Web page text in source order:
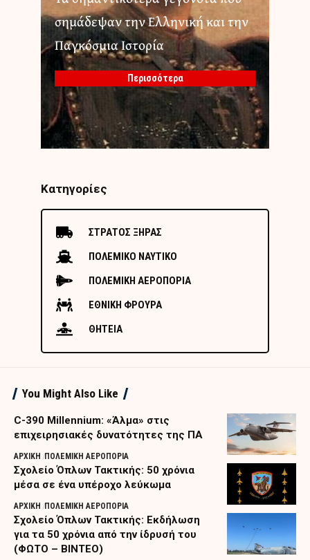
σημάδεψαν την Ελληνική και την
Παγκόσμια Ιστορία
Περισσότερα
Κατηγορίες
ΣΤΡΑΤΟΣ ΞΗΡΑΣ
ΠΟΛΕΜΙΚΟ ΝΑΥΤΙΚΟ
ΠΟΛΕΜΙΚΗ ΑΕΡΟΠΟΡΙΑ
ΕΘΝΙΚΗ ΦΡΟΥΡΑ
ΘΗΤΕΙΑ
You Might Also Like
C-390 Millennium: «Άλμα» στις
επιχειρησιακές δυνατότητες της ΠΑ
ΑΡΧΙΚΗ ΠΟΛΕΜΙΚΗ ΑΕΡΟΠΟΡΙΑ
Σχολείο Όπλων Τακτικής: 50 χρόνια
μέσα σε ένα υπέροχο λεύκωμα
ΑΡΧΙΚΗ ΠΟΛΕΜΙΚΗ ΑΕΡΟΠΟΡΙΑ
Σχολείο Όπλων Τακτικής: Εκδήλωση
για τα 50 χρόνια από την ίδρυσή του
(ΦΩΤΟ – ΒΙΝΤΕΟ)